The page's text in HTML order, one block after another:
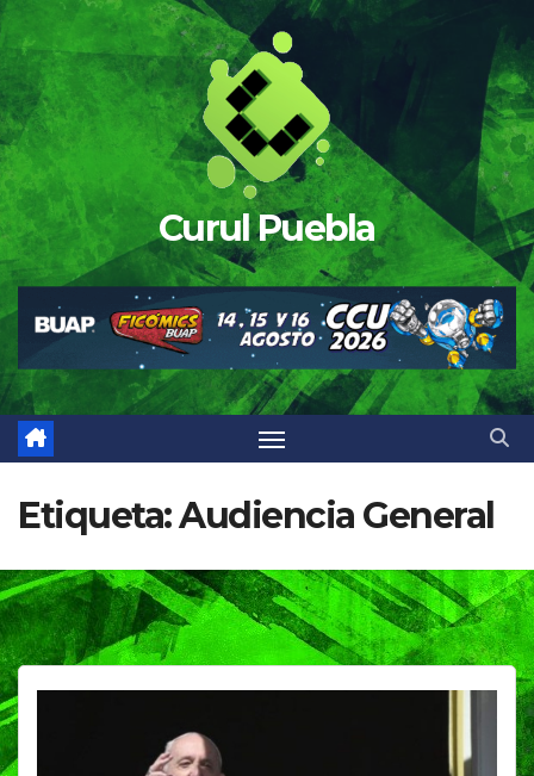
Saltar
al
contenido
Curul Puebla
Etiqueta:Audiencia General